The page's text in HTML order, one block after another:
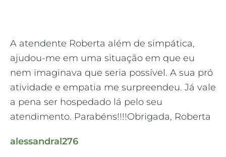
A atendente Roberta além de simpática,
ajudou-me em uma situação em que eu
nem imaginava que seria possível. A sua pró
atividade e empatia me surpreendeu. Já vale
a pena ser hospedado lá pelo seu
atendimento. Parabéns!!!!Obrigada, Roberta
alessandral276